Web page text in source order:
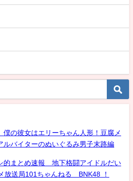
の彼女はエリーちゃん人形！豆腐メ
ルバイターのぬいぐるみ男子末路編
まとめ速報 地下格闘アイドルだい
送局101ちゃんねる BNK48 ！